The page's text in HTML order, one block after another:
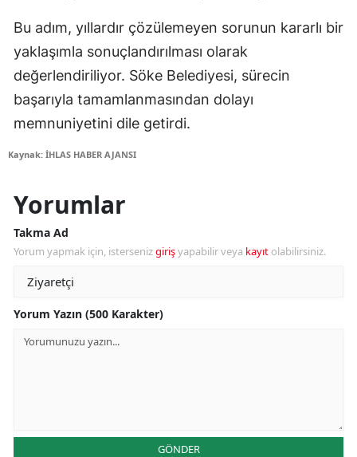
Bu adım, yıllardır çözülemeyen sorunun kararlı bir
yaklaşımla sonuçlandırılması olarak
değerlendiriliyor. Söke Belediyesi, sürecin
başarıyla tamamlanmasından dolayı
memnuniyetini dile getirdi.
Kaynak: İHLAS HABER AJANSI
Yorumlar
Takma Ad
Yorum yapmak için, istersenizgirişyapabilir veya kayıt olabilirsiniz.
Yorum Yazın (500 Karakter)
GÖNDER